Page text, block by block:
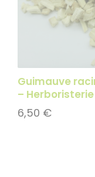
Guimauve
–
6,50 €